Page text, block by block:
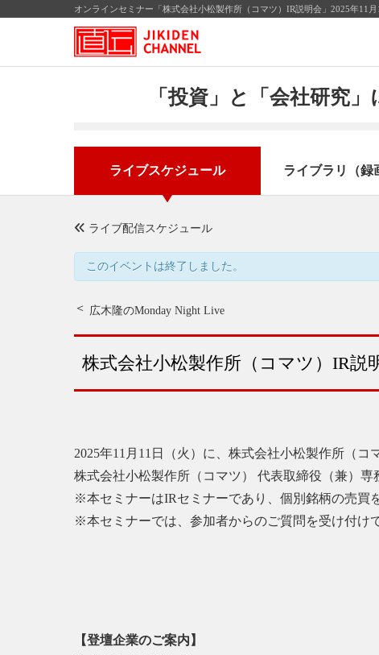
オンラインセミナー「株式会社小松製作所（コマツ）IR説明会」2025年11
「投資」と「会社研究
ライブスケジュール ライブラリ（録
ライブ配信スケジュール
このイベントは終了しました。
広木隆のMonday Night Live
株式会社小松製作所（コマツ）IR説
2025年11月11日（火）に、株式会社小松製作所（コ
株式会社小松製作所（コマツ） 代表取締役（兼）
※本セミナーはIRセミナーであり、個別銘柄の売買
※本セミナーでは、参加者からのご質問を受け付け
【登壇企業のご案内】